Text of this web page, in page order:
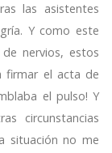
las asistentes
Y como este
nervios, estos
firmar el acta de
el pulso! Y
circunstancias
situación no me